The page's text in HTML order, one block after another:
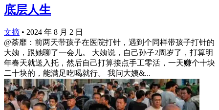
底层人生
文摘 • 2024 年 8 月 2 日
@荼靡：前两天带孩子在医院打针，遇到个同样带孩子打针的
大姨，跟她聊了一会儿。 大姨说，自己孙子2周岁了，打算明
年春天就送入托，然后自己打算接点手工零活，一天赚个十块
二十块的，能满足吃喝就行。 我问大姨&...